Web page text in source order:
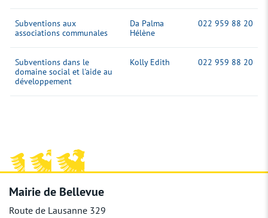
Subventions aux
associations communales
Da Palma
Hélène
022 959 88 20
Subventions dans le
domaine social et l'aide au
développement
Kolly Edith 022 959 88 20
pied de page
Mairie de Bellevue
Route de Lausanne 329